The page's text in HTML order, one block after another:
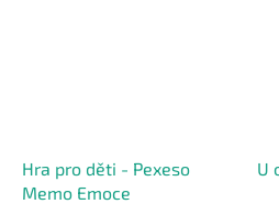
Hra pro děti - Pexeso
Memo Emoce
U